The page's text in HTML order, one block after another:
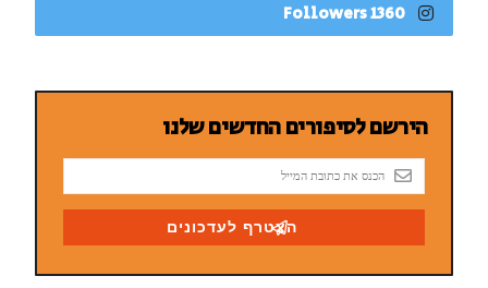
1360 Followers